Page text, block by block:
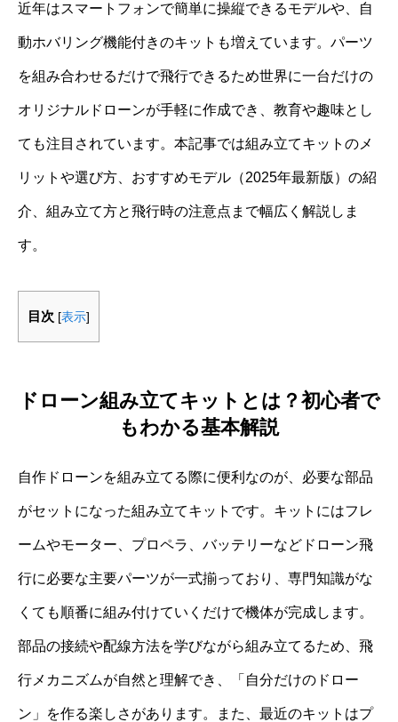
近年はスマートフォンで簡単に操縦できるモデルや、自
動ホバリング機能付きのキットも増えています。パーツ
を組み合わせるだけで飛行できるため世界に一台だけの
オリジナルドローンが手軽に作成でき、教育や趣味とし
ても注目されています。本記事では組み立てキットのメ
リットや選び方、おすすめモデル（2025年最新版）の紹
介、組み立て方と飛行時の注意点まで幅広く解説しま
す。
目次 [表示]
ドローン組み立てキットとは？初心者で
もわかる基本解説
自作ドローンを組み立てる際に便利なのが、必要な部品
がセットになった組み立てキットです。キットにはフレ
ームやモーター、プロペラ、バッテリーなどドローン飛
行に必要な主要パーツが一式揃っており、専門知識がな
くても順番に組み付けていくだけで機体が完成します。
部品の接続や配線方法を学びながら組み立てるため、飛
行メカニズムが自然と理解でき、「自分だけのドロー
ン」を作る楽しさがあります。また、最近のキットはプ